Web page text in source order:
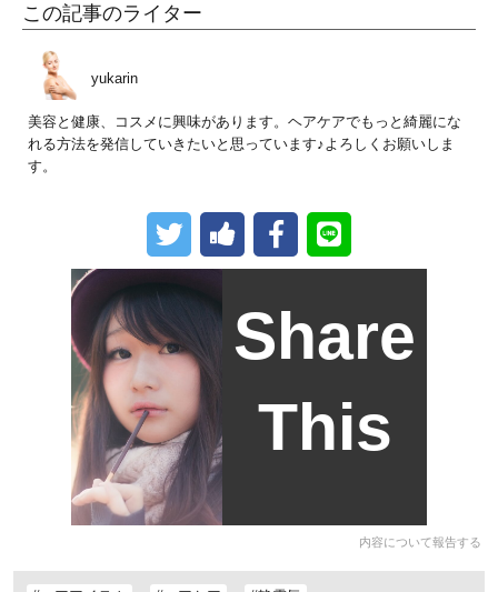
この記事のライター
yukarin
美容と健康、コスメに興味があります。ヘアケアでもっと綺麗にな
れる方法を発信していきたいと思っています♪よろしくお願いしま
す。
Share
This
内容について報告する